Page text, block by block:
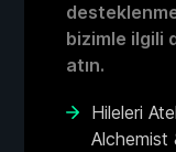
bizimle ilgili
atın.
Hileleri
Alchemist